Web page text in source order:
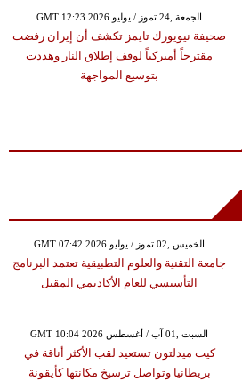
GMT 12:23 2026 الجمعة ,24 تموز / يوليو
صحيفة نيويورك تايمز تكشف أن إيران رفضت
مقترحاً أميركياً لوقف إطلاق النار وهددت
بتوسيع المواجهة
GMT 07:42 2026 الخميس ,02 تموز / يوليو
جامعة التقنية والعلوم التطبيقية تعتمد البرنامج
التأسيسي للعام الأكاديمي المقبل
GMT 10:04 2026 السبت ,01 آب / أغسطس
كيت ميدلتون تستعيد لقب الأكثر أناقة في
بريطانيا وتواصل ترسيخ مكانتها كأيقونة